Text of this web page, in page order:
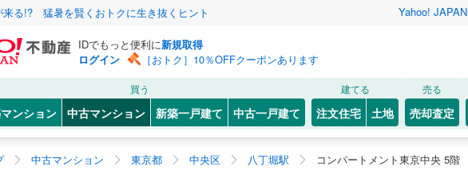
る!? 猛暑を賢くおトクに生き抜くヒント Yahoo! JAPAN
IDでもっと便利に新規取得
ログイン
［おトク］10％OFFクーポンあります
買う
ンション 中古マンション 新築一戸建て 中古一戸建て
建てる
注文住宅 土地
売る
売却査定
中古マンション 東京都 中央区 八丁堀駅 コンパートメント東京中央 5階